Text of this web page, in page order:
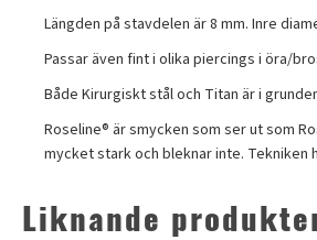
Längden på stavdelen är 8 mm. Inre
Passar även fint i olika piercings i öra/
Både Kirurgiskt stål och Titan är i
Roseline® är smycken som ser ut som
mycket stark och bleknar inte. Tekniken
Liknande